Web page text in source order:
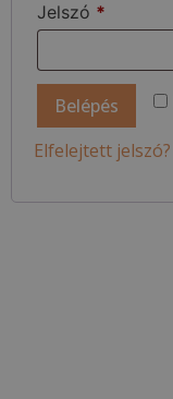
Jelszó *
Belépés
Elfelejtett jelszó?